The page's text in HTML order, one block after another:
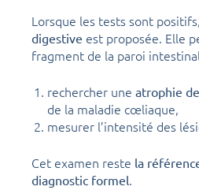
Lorsque les tests sont
digestive est proposée. Elle
fragment de la paroi
rechercher une atrophie
de la maladie cœliaque,
mesurer l’intensité des
Cet examen reste la
diagnostic formel.